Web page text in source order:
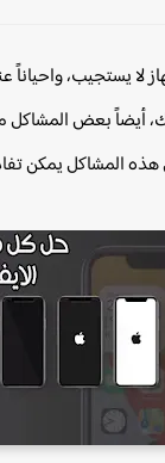
يستجيب، واحياناً
أيضاً بعض المشاكل
المشاكل يمكن